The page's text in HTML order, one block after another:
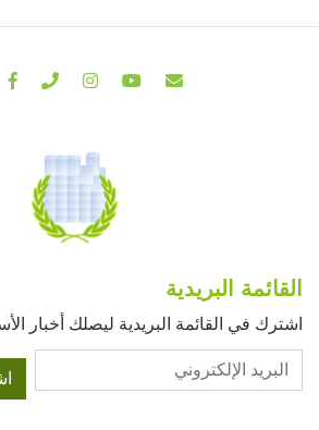
القائمة البريدية
اشترك في القائمة البريدية ليصلك أخبار